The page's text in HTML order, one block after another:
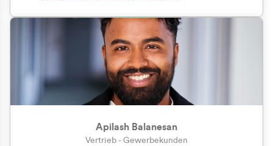
Apilash Balanesan
Vertrieb - Gewerbekunden